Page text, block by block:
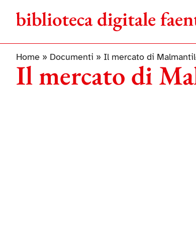
contenuto
Home» Documenti » Il mercato di
Il mercato di